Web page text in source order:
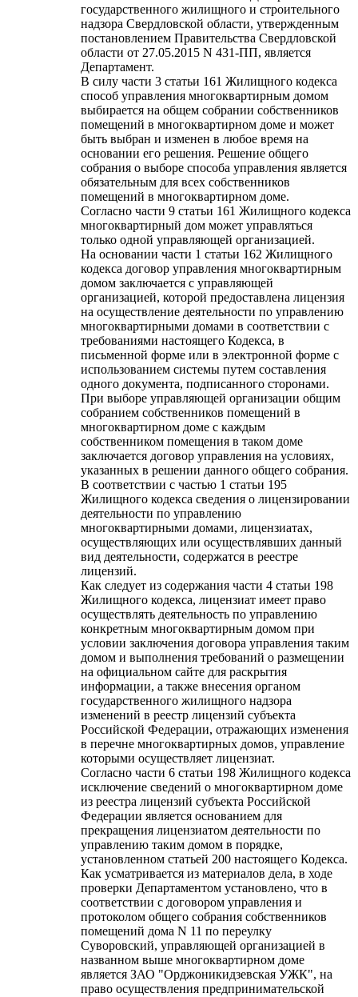
государственного жилищного и строительного
надзора Свердловской области, утвержденным
постановлением Правительства Свердловской
области от 27.05.2015 N 431-ПП, является
Департамент.
В силу части 3 статьи 161 Жилищного кодекса
способ управления многоквартирным домом
выбирается на общем собрании собственников
помещений в многоквартирном доме и может
быть выбран и изменен в любое время на
основании его решения. Решение общего
собрания о выборе способа управления является
обязательным для всех собственников
помещений в многоквартирном доме.
Согласно части 9 статьи 161 Жилищного кодекса
многоквартирный дом может управляться
только одной управляющей организацией.
На основании части 1 статьи 162 Жилищного
кодекса договор управления многоквартирным
домом заключается с управляющей
организацией, которой предоставлена лицензия
на осуществление деятельности по управлению
многоквартирными домами в соответствии с
требованиями настоящего Кодекса, в
письменной форме или в электронной форме с
использованием системы путем составления
одного документа, подписанного сторонами.
При выборе управляющей организации общим
собранием собственников помещений в
многоквартирном доме с каждым
собственником помещения в таком доме
заключается договор управления на условиях,
указанных в решении данного общего собрания.
В соответствии с частью 1 статьи 195
Жилищного кодекса сведения о лицензировании
деятельности по управлению
многоквартирными домами, лицензиатах,
осуществляющих или осуществлявших данный
вид деятельности, содержатся в реестре
лицензий.
Как следует из содержания части 4 статьи 198
Жилищного кодекса, лицензиат имеет право
осуществлять деятельность по управлению
конкретным многоквартирным домом при
условии заключения договора управления таким
домом и выполнения требований о размещении
на официальном сайте для раскрытия
информации, а также внесения органом
государственного жилищного надзора
изменений в реестр лицензий субъекта
Российской Федерации, отражающих изменения
в перечне многоквартирных домов, управление
которыми осуществляет лицензиат.
Согласно части 6 статьи 198 Жилищного кодекса
исключение сведений о многоквартирном доме
из реестра лицензий субъекта Российской
Федерации является основанием для
прекращения лицензиатом деятельности по
управлению таким домом в порядке,
установленном статьей 200 настоящего Кодекса.
Как усматривается из материалов дела, в ходе
проверки Департаментом установлено, что в
соответствии с договором управления и
протоколом общего собрания собственников
помещений дома N 11 по переулку
Суворовский, управляющей организацией в
названном выше многоквартирном доме
является ЗАО "Орджоникидзевская УЖК", на
право осуществления предпринимательской